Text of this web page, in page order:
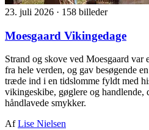
23. juli 2026 · 158 billeder
Moesgaard Vikingedage
Strand og skove ved Moesgaard
fra hele verden, og gav besøgende
træde ind i en tidslomme fyldt med
vikingeskibe, gøglere og handlende,
håndlavede smykker.
AfLise Nielsen